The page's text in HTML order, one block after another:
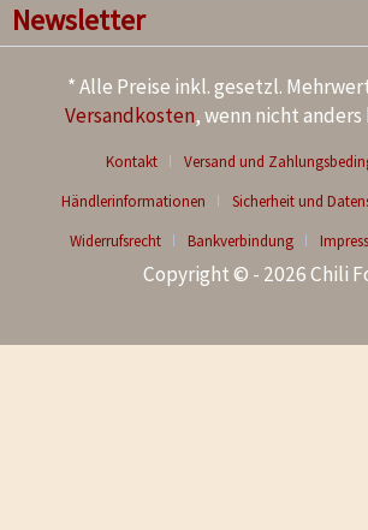
Newsletter
* Alle Preise inkl. gesetzl.
Versandkosten, wenn nicht
Kontakt
Versand und
Händlerinformationen
Sicherheit und
Widerrufsrecht
Bankverbindung
Copyright © - 2026 Chili